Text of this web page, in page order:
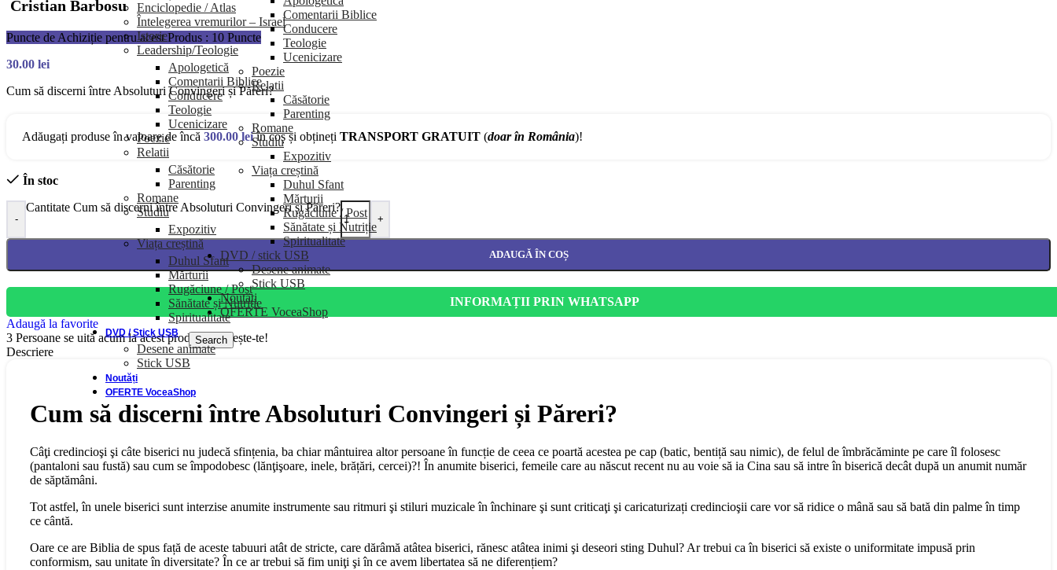
Comentarii Biblice
Conducere
Teologie
Ucenicizare
Poezie
Relatii
Căsătorie
Parenting
Romane
Studiu
Expozitiv
Viața creștină
Duhul Sfant
Mărturii
Rugăciune / Post
Sănătate și Nutriție
Spiritualitate
DVD / stick USB
Desene animate
Stick USB
Noutăți
OFERTE VoceaShop
Search
Enciclopedie / Atlas
Întelegerea vremurilor – Israel
Istorie
Leadership/Teologie
Apologetică
Comentarii Biblice
Conducere
Teologie
Ucenicizare
Poezie
Relatii
Căsătorie
Parenting
Romane
Studiu
Expozitiv
Viața creștină
Duhul Sfant
Mărturii
Rugăciune / Post
Sănătate și Nutriție
Spiritualitate
DVD / Stick USB
Desene animate
Stick USB
Noutăți
OFERTE VoceaShop
Cristian Barbosu
Puncte de Achiziție pentru acest Produs : 10 Puncte
30.00 lei
Cum să discerni între Absoluturi Convingeri și Păreri?
Adăugați produse în valoare de încă 300.00 leiîn coș și obțineți TRANSPORT GRATUIT (doar în România)!
În stoc
-
Cantitate Cum să discerni între Absoluturi Convingeri și Păreri?
+
ADAUGĂ ÎN COȘ
INFORMAȚII PRIN WHATSAPP
Adaugă la favorite
3 Persoane se uită acum la acest produs. Grăbește-te!
Descriere
Cum să discerni între Absoluturi Convingeri și Păreri?
Câţi credincioşi şi câte biserici nu judecă sfințenia, ba chiar mântuirea altor persoane în funcție de ceea ce poartă acestea pe cap (batic, bentiță sau nimic), de felul de îmbrăcăminte pe care îl folosesc
(pantaloni sau fustă) sau cum se împodobesc (lănţişoare, inele, brățări, cercei)?! În anumite biserici, femeile care au născut recent nu au voie să ia Cina sau să intre în biserică decât după un anumit număr
de săptămâni.
Tot astfel, în unele biserici sunt interzise anumite instrumente sau ritmuri şi stiluri muzicale în închinare şi sunt criticaţi şi caricaturizați credincioşii care vor să ridice o mână sau să bată din palme în timp
ce cântă.
Oare ce are Biblia de spus față de aceste tabuuri atât de stricte, care dărâmă atâtea biserici, rănesc atâtea inimi şi deseori sting Duhul? Ar trebui ca în biserici să existe o uniformitate impusă prin
conformism, sau unitate în diversitate? În ce ar trebui să fim uniţi şi în ce avem libertatea să ne diferențiem?